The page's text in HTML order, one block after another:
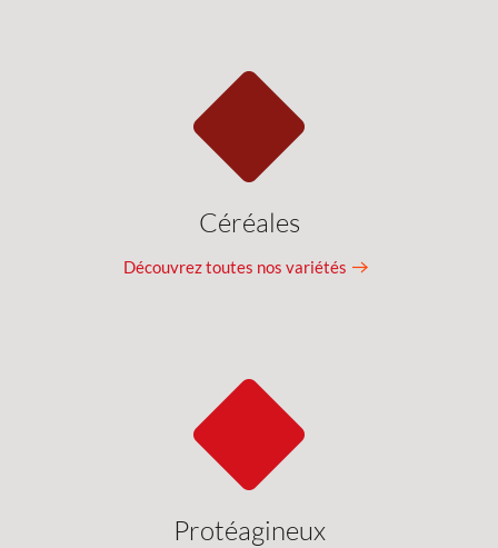
Céréales
Découvrez toutes nos variétés
Protéagineux